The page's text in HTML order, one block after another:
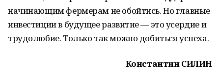
начинающим фермерам не обойтись. Но главные
инвестиции в будущее развитие — это усердие и
трудолюбие. Только так можно добиться успеха.
Константин СИЛИН